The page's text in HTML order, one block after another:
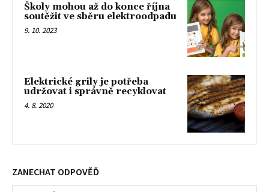
Školy mohou až do konce října
soutěžit ve sběru elektroodpadu
9. 10. 2023
Elektrické grily je potřeba
udržovat i správně recyklovat
4. 8. 2020
ZANECHAT ODPOVĚĎ